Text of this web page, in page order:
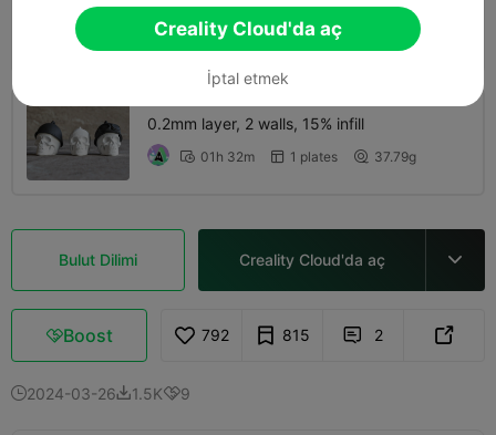
 01h 28m  1 plates
0.2mm layer, 2 walls, 15% infill
 01h 32m  1 plates  37.79g
Bulut Dilimi Creality Cloud'da aç 
Boost 792 815  2 
2024-03-261.5K9
Creality Cloud'da aç
İptal etmek